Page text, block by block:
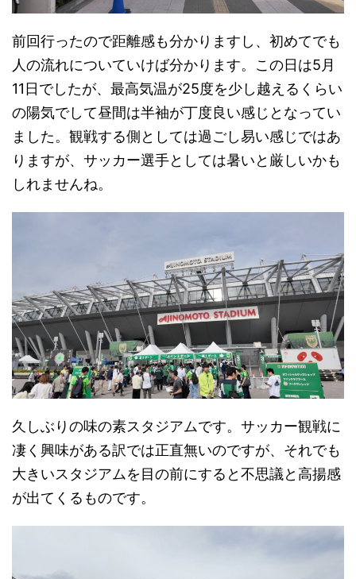
前回行ったので距離感も分かりますし、初めてでも
人の流れについていけば分かります。この日は5月
11日でしたが、最高気温が25度を少し越えるくらい
の陽気でして昼間は半袖が丁度良い感じとなってい
ました。観戦する側としては過ごし易い感じではあ
りますが、サッカー選手としては暑いと厳しいかも
しれませんね。
久しぶりの味の素スタジアムです。サッカー観戦に
凄く興味がある訳では正直無いのですが、それでも
大きいスタジアムを目の前にすると不思議と高揚感
が出てくるものです。